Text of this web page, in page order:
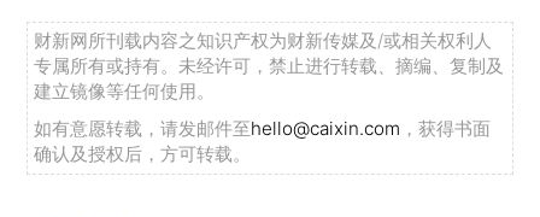
财新网所刊载内容之知识产权为财新传媒及/或相关权利人
专属所有或持有。未经许可，禁止进行转载、摘编、复制及
建立镜像等任何使用。
如有意愿转载，请发邮件至hello@caixin.com ，获得书面
确认及授权后，方可转载。